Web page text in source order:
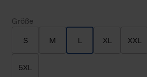
Größe
S M L XL XXL
5XL